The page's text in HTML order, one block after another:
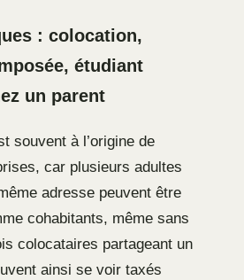
: colocation,
étudiant
un parent
souvent à l’origine de
car plusieurs adultes
adresse peuvent être
cohabitants, même sans
colocataires partageant un
ainsi se voir taxés